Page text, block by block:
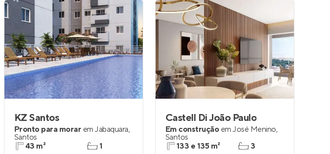
KZ Santos
Pronto para morar em Jabaquara,
Santos
43 m²
1
Castell Di João Paulo
Em construção em José Menino,
Santos
133 e 135 m²
3